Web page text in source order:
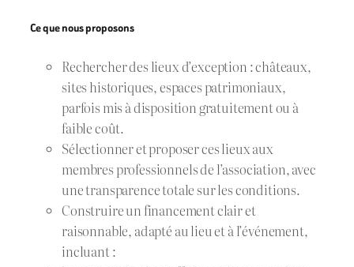
Ce que nous proposons
Rechercher des lieux d’exception : châteaux,
sites historiques, espaces patrimoniaux,
parfois mis à disposition gratuitement ou à
faible coût.
Sélectionner et proposer ces lieux aux
membres professionnels de l’association, avec
une transparence totale sur les conditions.
Construire un financement clair et
raisonnable, adapté au lieu et à l’événement,
incluant :